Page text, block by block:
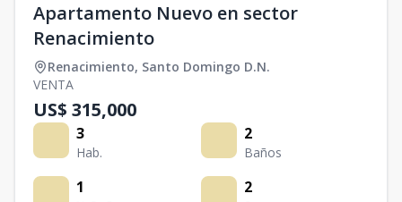
Apartamento Nuevo en sector
Renacimiento
Renacimiento, Santo Domingo D.N.
VENTA
US$ 315,000
3
Hab.
2
Baños
1 2